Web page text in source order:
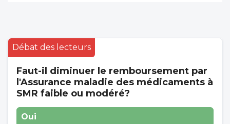
Débat des lecteurs
Faut-il diminuer le remboursement par
l'Assurance maladie des médicaments à
SMR faible ou modéré?
Oui